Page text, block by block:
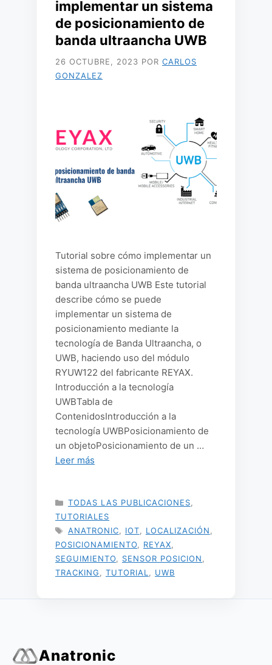
implementar un sistema
de posicionamiento de
banda ultraancha UWB
26 OCTUBRE, 2023 POR CARLOS
GONZALEZ
Tutorial sobre cómo implementar un
sistema de posicionamiento de
banda ultraancha UWB Este tutorial
describe cómo se puede
implementar un sistema de
posicionamiento mediante la
tecnología de Banda Ultraancha, o
UWB, haciendo uso del módulo
RYUW122 del fabricante REYAX.
Introducción a la tecnología
UWBTabla de
ContenidosIntroducción a la
tecnología UWBPosicionamiento de
un objetoPosicionamiento de un …
Leer más
CATEGORÍAS
TODAS LAS PUBLICACIONES
TUTORIALES
ETIQUETAS
ANATRONIC IOT LOCALIZACIÓN
POSICIONAMIENTO
REYAX
SEGUIMIENTO
SENSOR POSICION
TRACKING
TUTORIAL UWB
Anatronic